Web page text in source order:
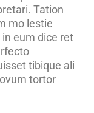
Tation
mo lestie
eum dice ret
tibique ali
tortor